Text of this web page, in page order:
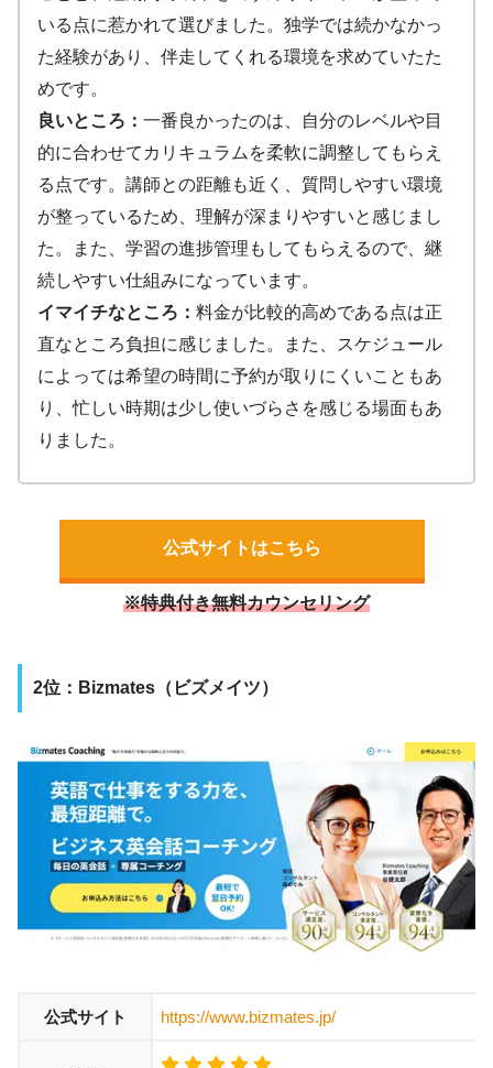
いる点に惹かれて選びました。独学では続かなかっ
た経験があり、伴走してくれる環境を求めていたた
めです。
良いところ： 一番良かったのは、自分のレベルや目
的に合わせてカリキュラムを柔軟に調整してもらえ
る点です。講師との距離も近く、質問しやすい環境
が整っているため、理解が深まりやすいと感じまし
た。また、学習の進捗管理もしてもらえるので、継
続しやすい仕組みになっています。
イマイチなところ： 料金が比較的高めである点は正
直なところ負担に感じました。また、スケジュール
によっては希望の時間に予約が取りにくいこともあ
り、忙しい時期は少し使いづらさを感じる場面もあ
りました。
公式サイトはこちら
※特典付き無料カウンセリング
2位：Bizmates（ビズメイツ）
公式サイト https://www.bizmates.jp/